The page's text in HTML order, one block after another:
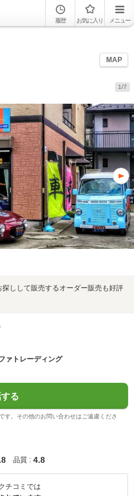
履歴 お気に入り メニュー
MAP
1/7
しして販売するオーダー販売も好評
ァトレーディング
る
。その他のお問い合わせはご遠慮くださ
品質 : 4.8
チコミでは